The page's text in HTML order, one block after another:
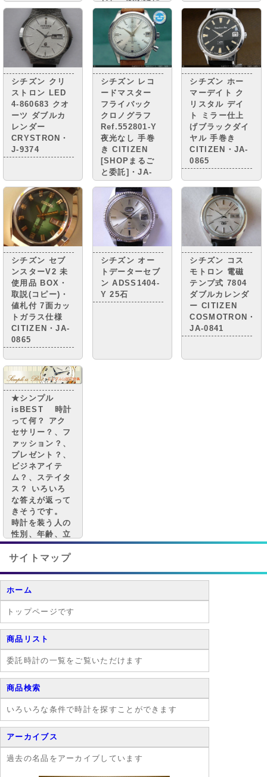
普及。 街には
小さな憧れのマ
イカーが走り、
国民は豊かさの
実感と 自信を
取り戻しつつあ
りまし
た。・・・・
シチズン クリ
ストロン LED
4-860683 クオ
ーツ ダブルカ
レンダー
CRYSTRON・
J-9374
シチズン レコ
ードマスター
フライバック
クロノグラフ
Ref.552801-Y
夜光なし 手巻
き CITIZEN
[SHOPまるご
と委託]・JA-
0967
シチズン ホー
マーデイト ク
リスタル デイ
ト ミラー仕上
げブラックダイ
ヤル 手巻き
CITIZEN・JA-
0865
シチズン セブ
ンスターV2 未
使用品 BOX・
取説(コピー)・
値札付 7面カッ
トガラス仕様
CITIZEN・JA-
0865
シチズン オー
トデーターセブ
ン ADSS1404-
Y 25石
シチズン コス
モトロン 電磁
テンプ式 7804
ダブルカレンダ
ー CITIZEN
COSMOTRON・
JA-0841
★シンプル
isBEST 時計
って何？ アク
セサリー？、フ
ァッション？、
プレゼント？、
ビジネアイテ
ム？、ステイタ
ス？ いろいろ
な答えが返って
きそうです。
時計を装う人の
性別、年齢、立
場、 拘りでも
その思いは異な
サイトマップ
ホーム
トップページです
商品リスト
委託時計の一覧をご覧いただけます
商品検索
いろいろな条件で時計を探すことができます
アーカイブス
過去の名品をアーカイブしています